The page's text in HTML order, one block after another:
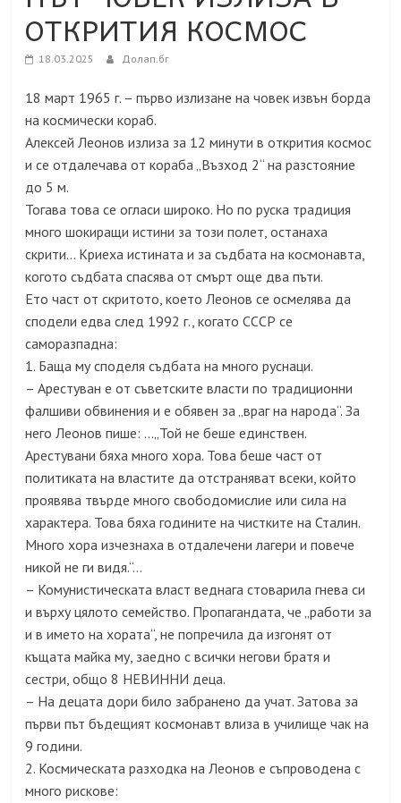
ОТКРИТИЯ КОСМОС
18.03.2025 Долап.бг
18 март 1965 г. – първо излизане на човек извън борда
на космически кораб.
Алексей Леонов излиза за 12 минути в открития космос
и се отдалечава от кораба „Възход 2“ на разстояние
до 5 м.
Тогава това се огласи широко. Но по руска традиция
много шокиращи истини за този полет, останаха
скрити… Криеха истината и за съдбата на космонавта,
когото съдбата спасява от смърт още два пъти.
Ето част от скритото, което Леонов се осмелява да
сподели едва след 1992 г., когато СССР се
саморазпадна:
1. Баща му споделя съдбата на много руснаци.
– Арестуван е от съветските власти по традиционни
фалшиви обвинения и е обявен за „враг на народа“. За
него Леонов пише: …„Той не беше единствен.
Арестувани бяха много хора. Това беше част от
политиката на властите да отстраняват всеки, който
проявява твърде много свободомислие или сила на
характера. Това бяха годините на чистките на Сталин.
Много хора изчезнаха в отдалечени лагери и повече
никой не ги видя.“…
– Комунистическата власт веднага стоварила гнева си
и върху цялото семейство. Пропагандата, че „работи за
и в името на хората“, не попречила да изгонят от
къщата майка му, заедно с всички негови братя и
сестри, общо 8 НЕВИННИ деца.
– На децата дори било забранено да учат. Затова за
първи път бъдещият космонавт влиза в училище чак на
9 години.
2. Космическата разходка на Леонов е съпроводена с
много рискове: